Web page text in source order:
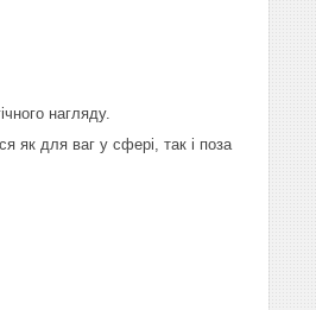
нагляду.
як для ваг у сфері, так і поза